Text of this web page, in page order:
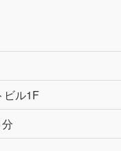
る♪｜昭島最新情
...